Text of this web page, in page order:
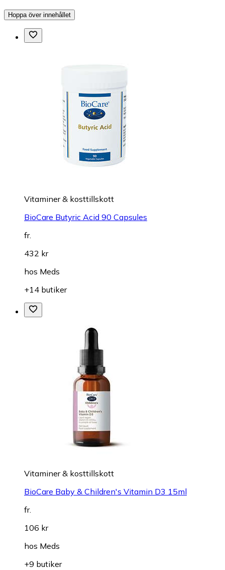
Hoppa över innehållet
Vitaminer & kosttillskott
BioCare Butyric Acid 90 Capsules
fr.
432 kr
hos Meds
+14 butiker
Vitaminer & kosttillskott
BioCare Baby & Children's Vitamin D3 15ml
fr.
106 kr
hos Meds
+9 butiker